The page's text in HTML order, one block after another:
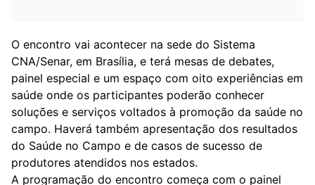
O encontro vai acontecer na sede do Sistema
CNA/Senar, em Brasília, e terá mesas de debates,
painel especial e um espaço com oito experiências em
saúde onde os participantes poderão conhecer
soluções e serviços voltados à promoção da saúde no
campo. Haverá também apresentação dos resultados
do Saúde no Campo e de casos de sucesso de
produtores atendidos nos estados.
A programação do encontro começa com o painel